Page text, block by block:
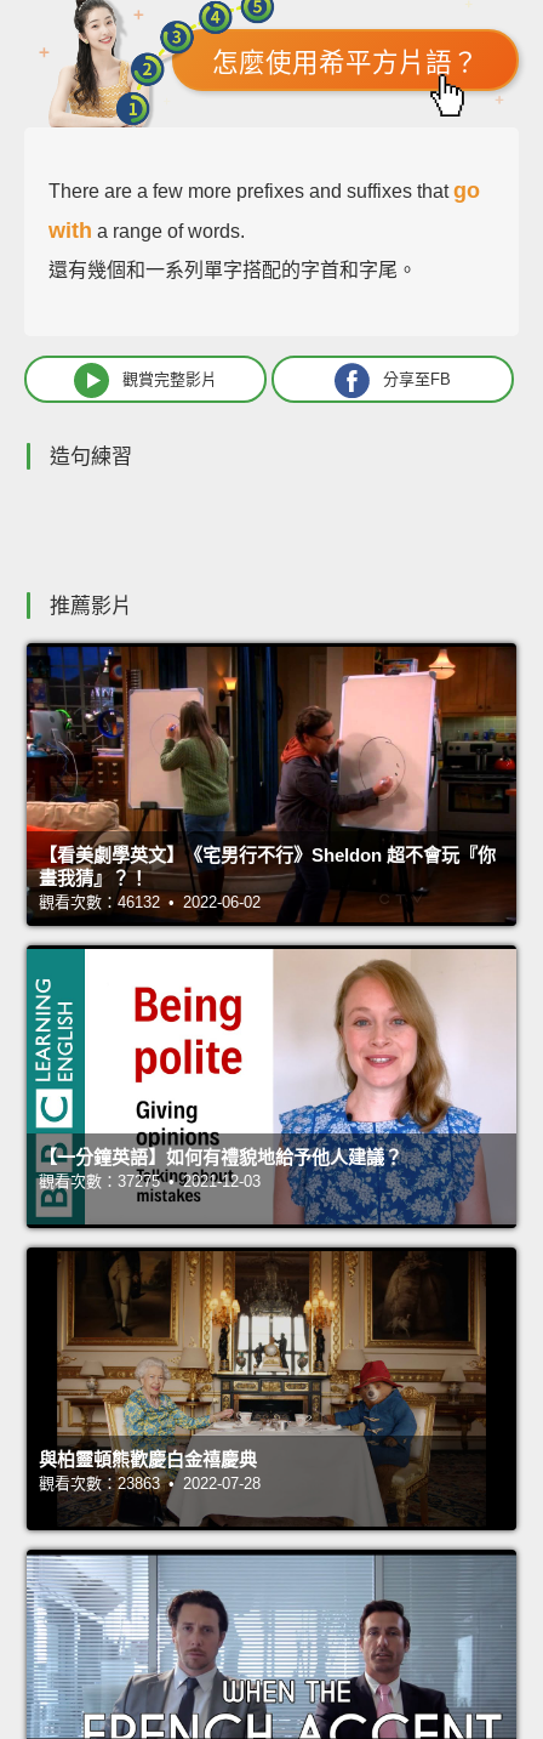
怎麼使用希平方片語？
There are a few more prefixes and suffixes thatgo
with a range of words.
還有幾個和一系列單字搭配的字首和字尾。
觀賞完整影片 分享至FB
造句練習
推薦影片
【看美劇學英文】《宅男行不行》Sheldon 超不會玩『你
畫我猜』？！
觀看次數：46132 • 2022-06-02
【一分鐘英語】如何有禮貌地給予他人建議？
觀看次數：37275 • 2021-12-03
與柏靈頓熊歡慶白金禧慶典
觀看次數：23863 • 2022-07-28